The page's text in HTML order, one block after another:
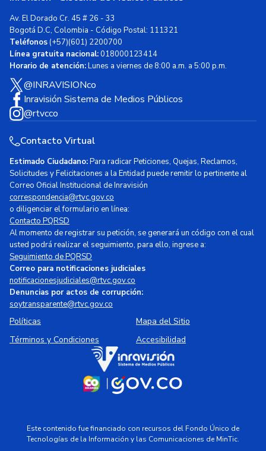
Av. El Dorado Cr. 45 # 26 - 33
Bogotá D.C, Colombia - Código Postal: 111321
Teléfonos(+57)(601) 2200700
Línea gratuita nacional:018000123414
Horario de atención:Lunes a viernes de 8:00 a.m. a 5:00 p.m.
@INRAVISIONco
Inravisión Sistema de Medios Públicos
@rtvcco
Contacto Virtual
Estimado Ciudadano:Para radicar Peticiones, Quejas, Reclamos,
Solicitudes y Felicitaciones a la Entidad puede remitir lo pertinente al
Correo Oficial Institucional de Inravisión
correspondencia@rtvc.gov.co
o diligenciar el formulario en línea:
Contacto PQRSD
Al momento de registrar su petición, se generará un código con el cual
usted podrá realizar el seguimiento, para ello, ingrese a:
Seguimiento de PQRSD
Correo para notificaciones judiciales
notificacionesjudiciales@rtvc.gov.co
Denuncias por actos de corrupción:
soytransparente@rtvc.gov.co
Políticas
Mapa del Sitio
Términos y Condiciones
Accesibilidad
Este contenido fue financiado con recursos del Fondo Único de
Tecnologías de la Información y las Comunicaciones de MinTic.